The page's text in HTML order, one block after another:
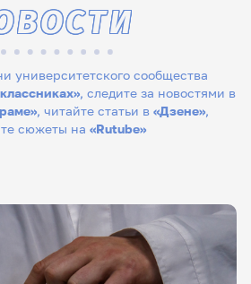
университетского сообщества
, следите за новостями в
, читайте статьи в «Дзене»,
сюжеты на «Rutube»